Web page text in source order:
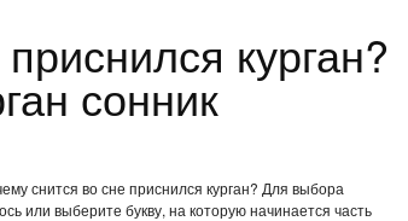
сонник
снится во сне приснился курган? Для выбора
или выберите букву, на которую начинается часть